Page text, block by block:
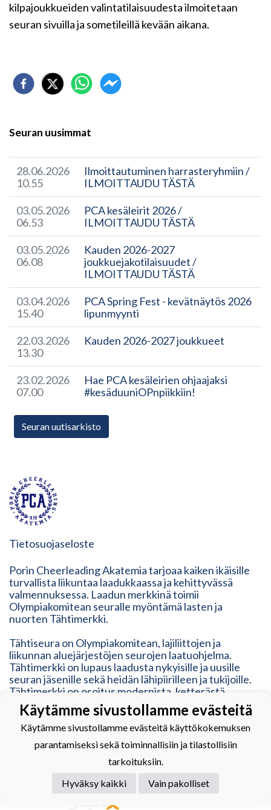
kilpajoukkueiden valintatilaisuudesta ilmoitetaan
seuran sivuilla ja sometileillä kevään aikana.
Seuran uusimmat
28.06.2026
10.55
Ilmoittautuminen harrasteryhmiin /
ILMOITTAUDU TÄSTÄ
03.05.2026
06.53
PCA kesäleirit 2026 /
ILMOITTAUDU TÄSTÄ
03.05.2026
06.08
Kauden 2026-2027
joukkuejakotilaisuudet /
ILMOITTAUDU TÄSTÄ
03.04.2026
15.40
PCA Spring Fest - kevätnäytös 2026
lipunmyynti
22.03.2026
13.30
Kauden 2026-2027 joukkueet
23.02.2026
07.00
Hae PCA kesäleirien ohjaajaksi
#kesäduuniOPnpiikkiin!
Seuran uutisarkisto
Tietosuojaseloste
Porin Cheerleading Akatemia tarjoaa kaiken ikäisille
turvallista liikuntaa laadukkaassa ja kehittyvässä
valmennuksessa. Laadun merkkinä toimii
Olympiakomitean seuralle myöntämä lasten ja
nuorten Tähtimerkki.
Tähtiseura on Olympiakomitean, lajiliittojen ja
liikunnan aluejärjestöjen seurojen laatuohjelma.
Tähtimerkki on lupaus laadusta nykyisille ja uusille
seuran jäsenille sekä heidän lähipiirilleen ja tukijoille.
Tähtimerkki on osoitus modernista, ketterästä,
vastuullisesta ja inhimillisestä toimintatavasta. Se
vastaa erilaisten liikkujien tarpeisiin, mutta myös
kehittyy heidän mukanaan.
Käytämme sivustollamme evästeitä
Käytämme sivustollamme evästeitä käyttökokemuksen
parantamiseksi sekä toiminnallisiin ja tilastollisiin
tarkoituksiin.
Hyväksy kaikki
Vain pakolliset